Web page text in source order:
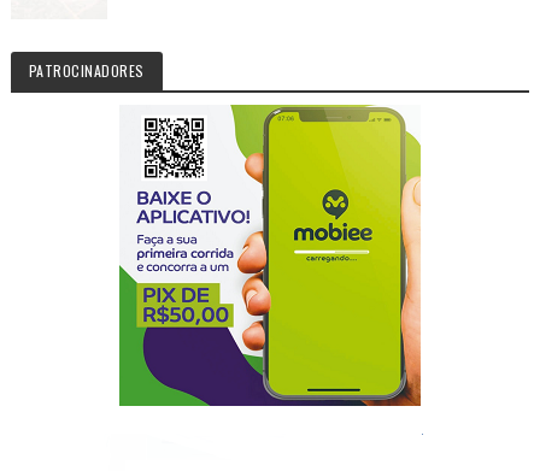
PATROCINADORES